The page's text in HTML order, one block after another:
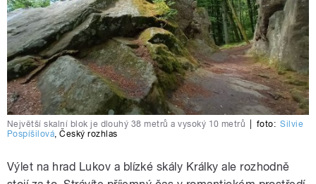
Největší skalní blok je dlouhý 38 metrů a vysoký 10 metrů foto: Silvie
Pospíšilová,Český rozhlas
Výlet na hrad Lukov a blízké skály Králky ale rozhodně